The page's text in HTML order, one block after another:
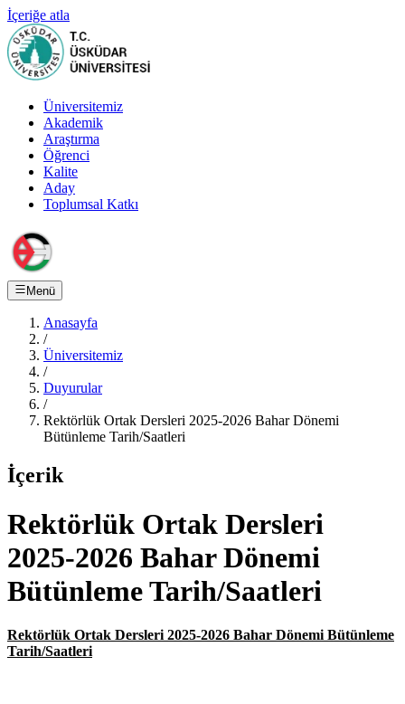
İçeriğe atla
Üniversitemiz
Akademik
Araştırma
Öğrenci
Kalite
Aday
Toplumsal Katkı
Menü
Anasayfa
/
Üniversitemiz
/
Duyurular
/
Rektörlük Ortak Dersleri 2025-2026 Bahar Dönemi
Bütünleme Tarih/Saatleri
İçerik
Rektörlük Ortak Dersleri
2025-2026 Bahar Dönemi
Bütünleme Tarih/Saatleri
Rektörlük Ortak Dersleri 2025-2026 Bahar Dönemi Bütünleme
Tarih/Saatleri